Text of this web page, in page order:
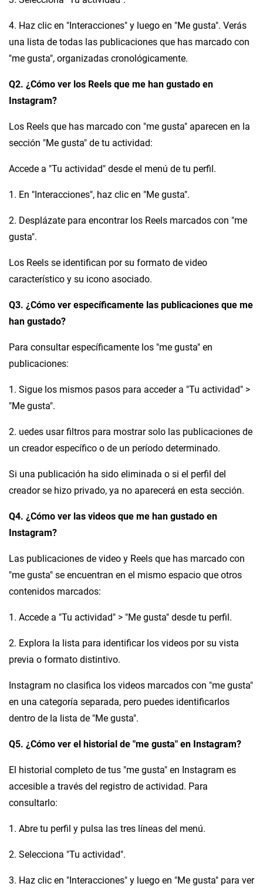
4. Haz clic en "Interacciones" y luego en "Me gusta". Verás
una lista de todas las publicaciones que has marcado con
"me gusta", organizadas cronológicamente.
Q2. ¿Cómo ver los Reels que me han gustado en
Instagram?
Los Reels que has marcado con "me gusta" aparecen en la
sección "Me gusta" de tu actividad:
Accede a "Tu actividad" desde el menú de tu perfil.
1. En "Interacciones", haz clic en "Me gusta".
2. Desplázate para encontrar los Reels marcados con "me
gusta".
Los Reels se identifican por su formato de video
característico y su icono asociado.
Q3. ¿Cómo ver específicamente las publicaciones que me
han gustado?
Para consultar específicamente los "me gusta" en
publicaciones:
1. Sigue los mismos pasos para acceder a "Tu actividad" >
"Me gusta".
2. uedes usar filtros para mostrar solo las publicaciones de
un creador específico o de un período determinado.
Si una publicación ha sido eliminada o si el perfil del
creador se hizo privado, ya no aparecerá en esta sección.
Q4. ¿Cómo ver las videos que me han gustado en
Instagram?
Las publicaciones de video y Reels que has marcado con
"me gusta" se encuentran en el mismo espacio que otros
contenidos marcados:
1. Accede a "Tu actividad" > "Me gusta" desde tu perfil.
2. Explora la lista para identificar los videos por su vista
previa o formato distintivo.
Instagram no clasifica los videos marcados con "me gusta"
en una categoría separada, pero puedes identificarlos
dentro de la lista de "Me gusta".
Q5. ¿Cómo ver el historial de "me gusta" en Instagram?
El historial completo de tus "me gusta" en Instagram es
accesible a través del registro de actividad. Para
consultarlo:
1. Abre tu perfil y pulsa las tres líneas del menú.
2. Selecciona "Tu actividad".
3. Haz clic en "Interacciones" y luego en "Me gusta" para ver